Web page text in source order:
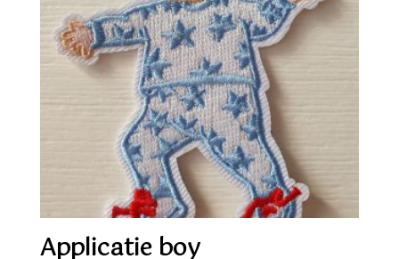
Applicatie boy